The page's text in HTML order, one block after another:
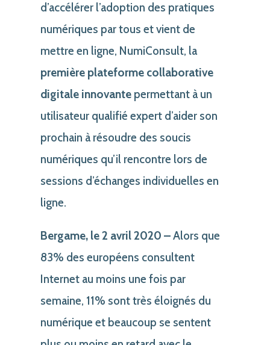
d’accélérer l’adoption des pratiques
numériques par tous et vient de
mettre en ligne, NumiConsult, la
première plateforme collaborative
digitale innovantepermettant à un
utilisateur qualifié expert d’aider son
prochain à résoudre des soucis
numériques qu’il rencontre lors de
sessions d’échanges individuelles en
ligne.
Bergame, le 2 avril 2020 –Alors que
83% des européens consultent
Internet au moins une fois par
semaine, 11% sont très éloignés du
numérique et beaucoup se sentent